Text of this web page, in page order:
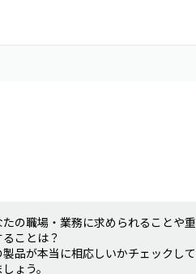
たの職場・業務に求められることや重
ことは？
製品が本当に相応しいかチェックして
ょう。